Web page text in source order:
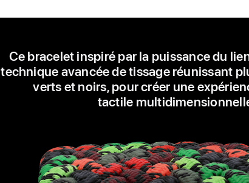
Ce bracelet inspiré par la puissance du
technique avancée de tissage réunissant
verts et noirs, pour créer une
tactile